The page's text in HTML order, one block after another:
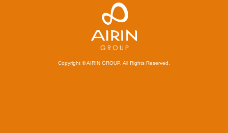
Copyright © AIRIN GROUP. All Rights Reserved.